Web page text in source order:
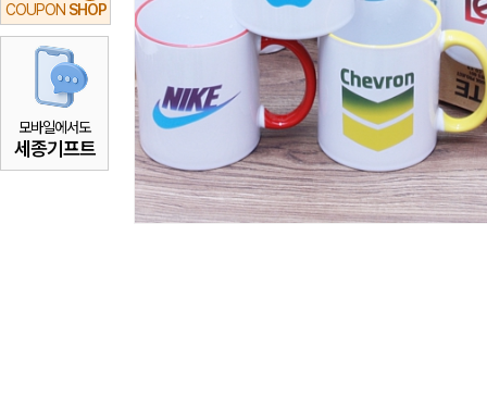
COUPON SHOP
모바일에서도
세종기프트